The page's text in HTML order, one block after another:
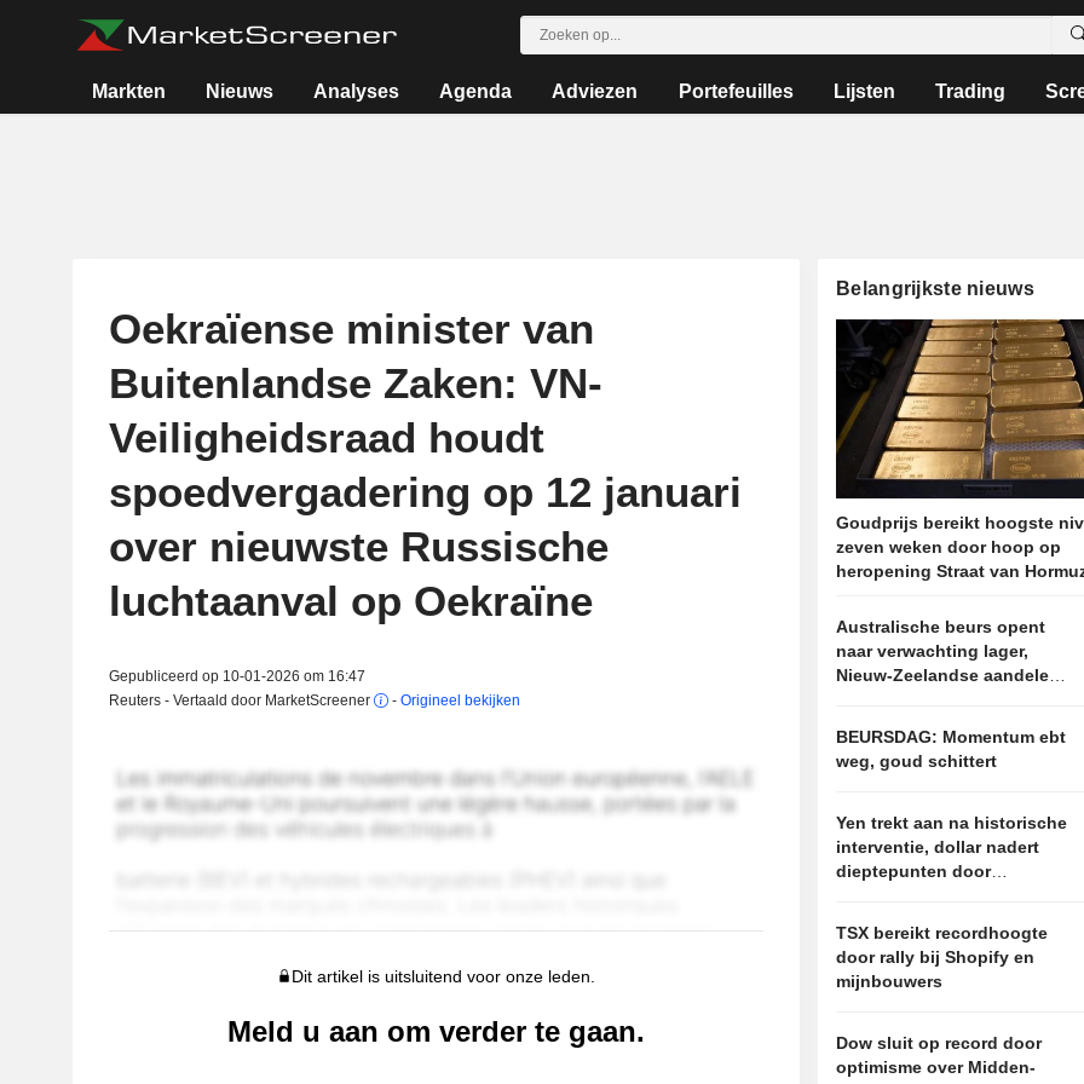
Markten Nieuws Analyses Agenda Adviezen Portefeuilles Lijsten Trading
Oekraïense minister van
Buitenlandse Zaken: VN-
Veiligheidsraad houdt
spoedvergadering op 12 januari
over nieuwste Russische
luchtaanval op Oekraïne
Gepubliceerd op 10-01-2026 om 16:47
Reuters - Vertaald door MarketScreener
- Origineel bekijken
Dit artikel is uitsluitend voor onze leden.
Meld u aan om verder te gaan.
Belangrijkste nieuws
Goudprijs bereikt hoogste
zeven weken door hoop op
heropening Straat van
Australische beurs opent
naar verwachting lager,
Nieuw-Zeelandse aandelen
BEURSDAG: Momentum ebt
weg, goud schittert
Yen trekt aan na historische
interventie, dollar nadert
dieptepunten door
TSX bereikt recordhoogte
door rally bij Shopify en
mijnbouwers
Dow sluit op record door
optimisme over Midden-